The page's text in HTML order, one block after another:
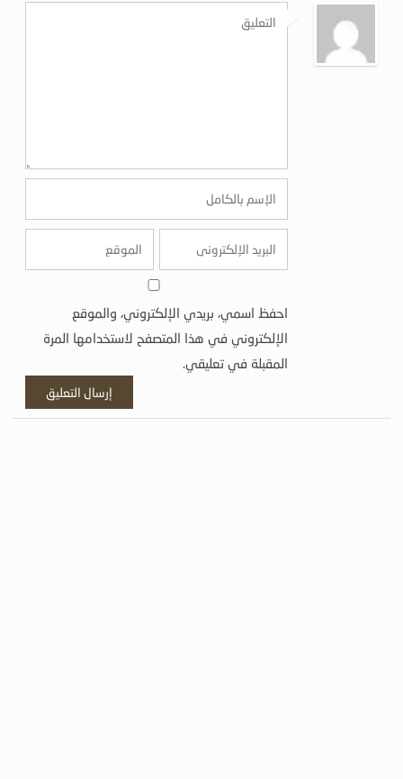
احفظ اسمي، بريدي الإلكتروني، والموقع
الإلكتروني في هذا المتصفح لاستخدامها المرة
المقبلة في تعليقي.